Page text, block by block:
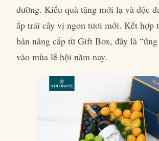
dưỡng. Kiểu quà tặng mới lạ và độc
ắp trái cây vị ngon tươi mới. Kết hợp
bản nâng cấp từ Gift Box, đây là
vào mùa lễ hội năm nay.